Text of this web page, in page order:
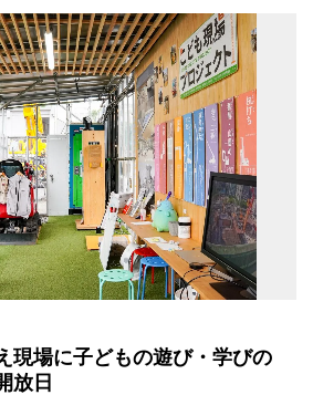
現場に子どもの遊び・学びの
放日